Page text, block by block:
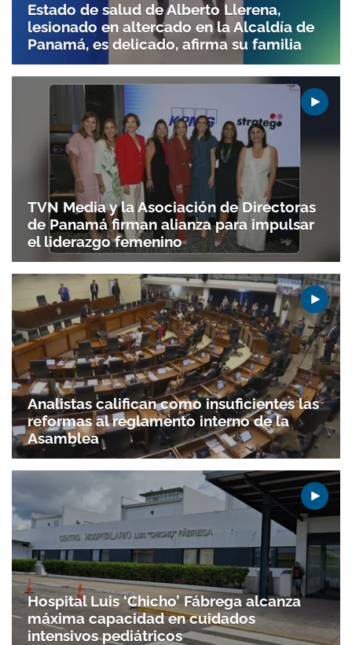
Estado de salud de Alberto Llerena,
lesionado en altercado en la Alcaldía de
Panamá, es delicado, afirma su familia
TVN Media y la Asociación de Directoras
de Panamá firman alianza para impulsar
el liderazgo femenino
Analistas califican como insuficientes las
reformas al reglamento interno de la
Asamblea
Hospital Luis ‘Chicho’ Fábrega alcanza
máxima capacidad en cuidados
intensivos pediátricos